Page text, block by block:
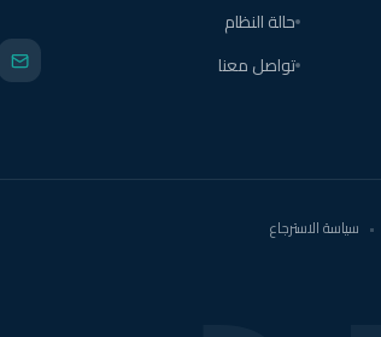
حالة النظام
تواصل معنا
• سياسة الاسترجاع